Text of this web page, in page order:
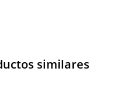
similares